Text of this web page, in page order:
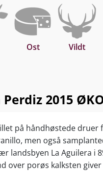
Ost Vildt
2015
på håndhøstede druer
men også
landsbyen La Aguilera i
over porøs kalksten